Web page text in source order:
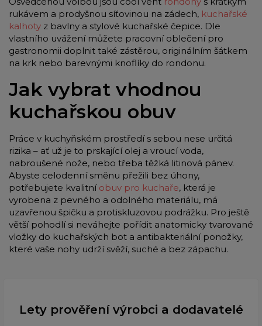
rukávem a prodyšnou síťovinou na zádech, kuchařské
kalhoty z bavlny a stylové kuchařské čepice. Dle
vlastního uvážení můžete pracovní oblečení pro
gastronomii doplnit také zástěrou, originálním šátkem
na krk nebo barevnými knoflíky do rondonu.
Jak vybrat vhodnou
kuchařskou obuv
Práce v kuchyňském prostředí s sebou nese určitá
rizika – ať už je to prskající olej a vroucí voda,
nabroušené nože, nebo třeba těžká litinová pánev.
Abyste celodenní směnu přežili bez úhony,
potřebujete kvalitní obuv pro kuchaře, která je
vyrobena z pevného a odolného materiálu, má
uzavřenou špičku a protiskluzovou podrážku. Pro ještě
větší pohodlí si neváhejte pořídit anatomicky tvarované
vložky do kuchařských bot a antibakteriální ponožky,
které vaše nohy udrží svěží, suché a bez zápachu.
Lety prověření výrobci a dodavatelé